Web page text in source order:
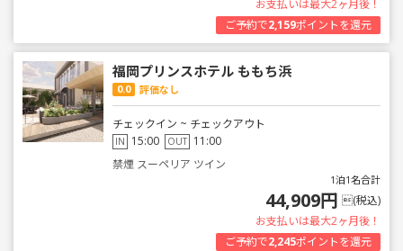
お支払いは最大2ヶ月後！
ご予約で2,159ポイントを還元
福岡プリンスホテル ももち浜
0.0 評価なし
チェックイン ~ チェックアウト
IN 15:00 OUT 11:00
禁煙 スーペリア ツイン
1泊1名合計
44,909円 (税込)
お支払いは最大2ヶ月後！
ご予約で2,245ポイントを還元